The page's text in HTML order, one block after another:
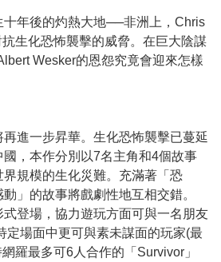
十年後的灼熱大地──非洲上，Chris
生化恐怖襲擊的威脅。在巨大陰謀
Wesker的恩怨究竟會迎來怎樣
進一步昇華。生化恐怖襲擊已蔓延
，本作分別以7名主角和4個故事
規模的生化災難。充滿著「恐
」的故事將戲劇性地互相交錯。
登場，協力遊玩方面可與一名朋友
定場面中更可與素未謀面的玩家(最
羅最多可6人合作的「Survivor」